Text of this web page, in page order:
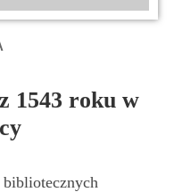
1543 roku w